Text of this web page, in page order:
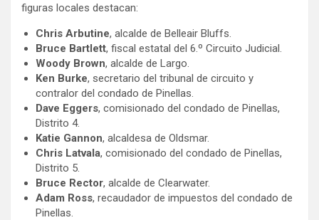
figuras locales destacan:
Chris Arbutine, alcalde de Belleair Bluffs.
Bruce Bartlett, fiscal estatal del 6.º Circuito Judicial.
Woody Brown, alcalde de Largo.
Ken Burke, secretario del tribunal de circuito y
contralor del condado de Pinellas.
Dave Eggers, comisionado del condado de Pinellas,
Distrito 4.
Katie Gannon, alcaldesa de Oldsmar.
Chris Latvala, comisionado del condado de Pinellas,
Distrito 5.
Bruce Rector, alcalde de Clearwater.
Adam Ross, recaudador de impuestos del condado de
Pinellas.